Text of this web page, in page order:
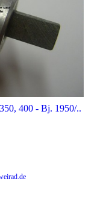
400 - Bj. 1950/..